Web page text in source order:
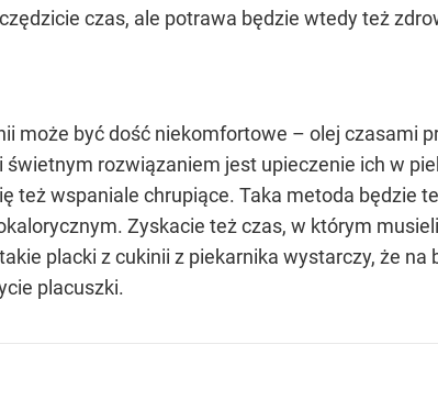
czas, ale potrawa będzie wtedy też
może być dość niekomfortowe – olej czasami
rozwiązaniem jest upieczenie ich w
też wspaniale chrupiące. Taka metoda będzie
Zyskacie też czas, w którym
placki z cukinii z piekarnika wystarczy, że na
placuszki.